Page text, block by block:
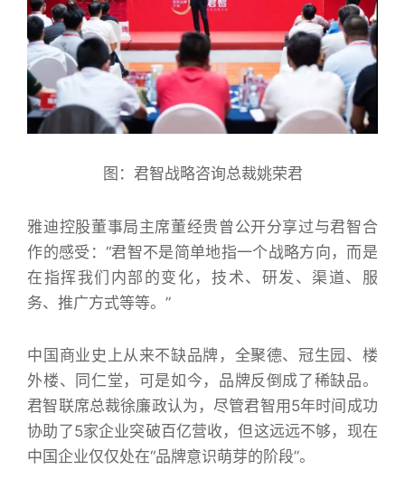
图：君智战略咨询总裁姚荣君
雅迪控股董事局主席董经贵曾公开分享过与君智合
作的感受：“君智不是简单地指一个战略方向，而是
在指挥我们内部的变化，技术、研发、渠道、服
务、推广方式等等。”
中国商业史上从来不缺品牌，全聚德、冠生园、楼
外楼、同仁堂，可是如今，品牌反倒成了稀缺品。
君智联席总裁徐廉政认为，尽管君智用5年时间成功
协助了5家企业突破百亿营收，但这远远不够，现在
中国企业仅仅处在“品牌意识萌芽的阶段”。